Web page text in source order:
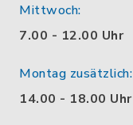
Mittwoch:
7.00 - 12.00 Uhr
Montag zusätzlich:
14.00 - 18.00 Uhr